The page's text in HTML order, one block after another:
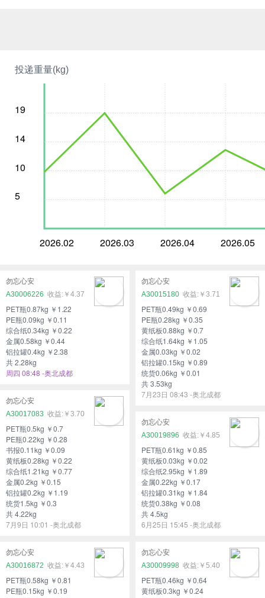
投递重量(kg)
19
14
10
5
2026.02 2026.03 2026.04 2026.05
勿忘心安
A30006226
￥4.37
PET瓶0.87kg ￥1.22
PE瓶0.09kg ￥0.11
综合纸0.34kg ￥0.22
金属0.58kg ￥0.44
铝拉罐0.4kg ￥2.38
共 2.28kg
周四 08:48 -奥北成都
勿忘心安
A30015180
￥3.71
PET瓶0.49kg ￥0.69
PE瓶0.28kg ￥0.35
黄纸板0.88kg ￥0.7
综合纸1.64kg ￥1.05
金属0.03kg ￥0.02
铝拉罐0.15kg ￥0.89
统货0.06kg ￥0.01
共 3.53kg
7月23日 08:43 -奥北成都
勿忘心安
A30017083
￥3.70
PET瓶0.5kg ￥0.7
PE瓶0.22kg ￥0.28
书报0.11kg ￥0.09
黄纸板0.28kg ￥0.22
综合纸1.21kg ￥0.77
金属0.2kg ￥0.15
铝拉罐0.2kg ￥1.19
统货1.5kg ￥0.3
共 4.22kg
7月9日 10:01 -奥北成都
勿忘心安
A30019896
￥4.85
PET瓶0.61kg ￥0.85
黄纸板0.03kg ￥0.02
综合纸2.95kg ￥1.89
金属0.22kg ￥0.17
铝拉罐0.31kg ￥1.84
统货0.38kg ￥0.08
共 4.5kg
6月25日 15:45 -奥北成都
勿忘心安
A30016872
￥4.43
PET瓶0.58kg ￥0.81
PE瓶0.15kg ￥0.19
勿忘心安
A30009998
￥5.40
PET瓶0.46kg ￥0.64
黄纸板0.3kg ￥0.24